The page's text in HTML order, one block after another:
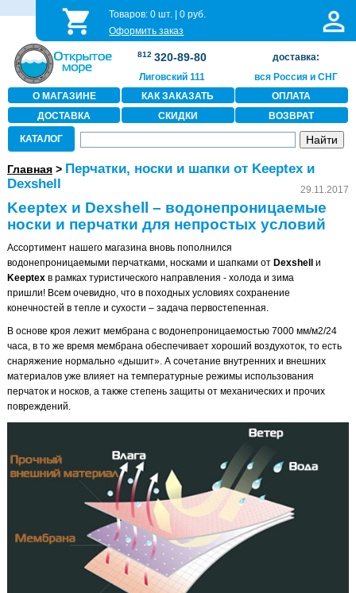
Товаров:0 шт. |0 руб.
Оформить заказ
812 320-89-80
Лиговский 111
доставка:
вся Россия и СНГ
О МАГАЗИНЕ
КАК ЗАКАЗАТЬ
ОПЛАТА
ДОСТАВКА
СКИДКИ ВОЗВРАТ
КАТАЛОГ
Главная> Перчатки, носки и шапки от Keeptex и
Dexshell
29.11.2017
Keeptex и Dexshell – водонепроницаемые
носки и перчатки для непростых условий
Ассортимент нашего магазина вновь пополнился
водонепроницаемыми перчатками, носками и шапками от Dexshell
и
Keeptexв рамках туристического направления - холода и зима
пришли! Всем очевидно, что в походных условиях сохранение
конечностей в тепле и сухости – задача первостепенная.
В основе кроя лежит мембрана с водонепроницаемостью 7000 мм/м2/24
часа, в то же время мембрана обеспечивает хороший воздухоток, то есть
снаряжение нормально «дышит». А сочетание внутренних и внешних
материалов уже влияет на температурные режимы использования
перчаток и носков, а также степень защиты от механических и прочих
повреждений.